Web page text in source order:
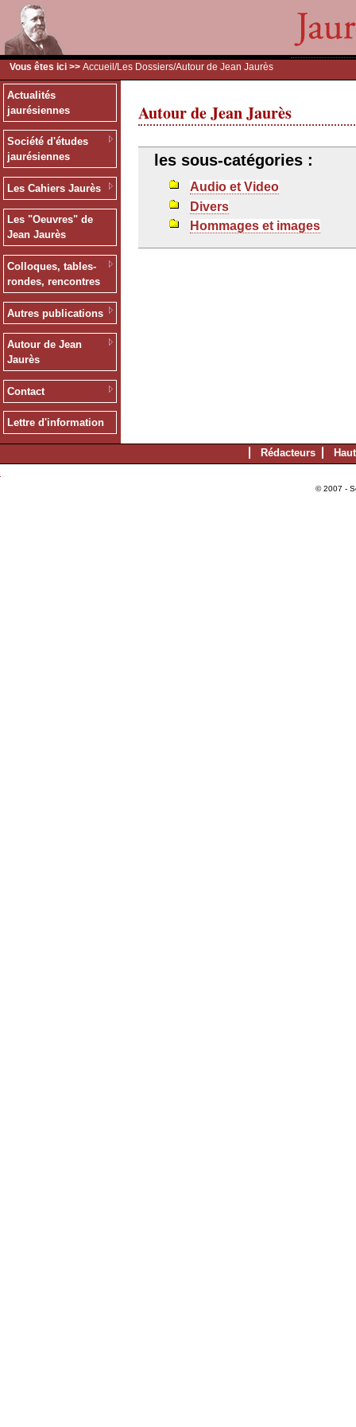
Vous êtes ici >> Accueil /Les Dossiers/Autour de Jean Jaurès
Actualités
jaurésiennes
Société d'études
jaurésiennes
Les Cahiers Jaurès
Les "Oeuvres" de
Jean Jaurès
Colloques, tables-
rondes, rencontres
Autres publications
Autour de Jean
Jaurès
Contact
Lettre d'information
Autour de Jean Jaurès
les sous-catégories :
Audio et Video
Divers
Hommages et images
Rédacteurs
© 2007 -